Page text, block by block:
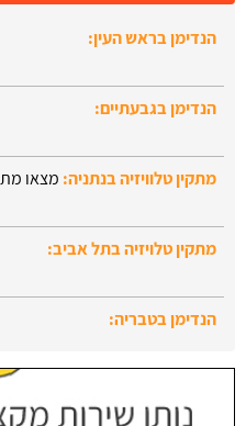
הנדימן בגבעתיים:
מתקין טלוויזיה בנתניה:
מתקין טלויזיה בתל אביב:
הנדימן בטבריה:
הנדימן בראש העין: